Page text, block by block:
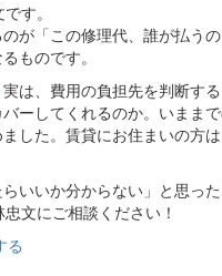
す。
が「この修理代、誰が払う
ものです。
実は、費用の負担先を判断す
ーしてくれるのか。いまま
した。賃貸にお住まいの方
いいか分からない」と思った
文にご相談ください！
る